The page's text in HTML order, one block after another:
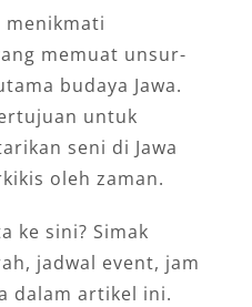
menikmati
memuat unsur-
budaya Jawa.
untuk
seni di Jawa
oleh zaman.
ke sini? Simak
jadwal event, jam
dalam artikel ini.